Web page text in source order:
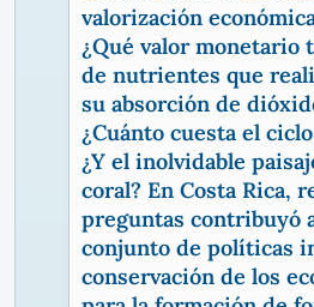
valorización
¿Qué valor monetario
de nutrientes que
su absorción de
¿Cuánto cuesta el
¿Y el inolvidable
coral? En Costa Rica,
preguntas contribuyó
conjunto de políticas
conservación de los